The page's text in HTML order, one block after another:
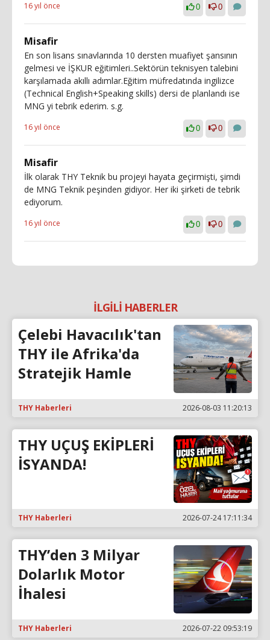
16 yıl önce 0 0
Misafir
En son lisans sınavlarında 10 dersten muafiyet şansının
gelmesi ve İŞKUR eğitimleri..Sektörün teknisyen talebini
karşılamada akıllı adımlar.Eğitim müfredatında ingilizce
(Technical English+Speaking skills) dersi de planlandı ise
MNG yi tebrik ederim. s.g.
16 yıl önce 0 0
Misafir
İlk olarak THY Teknik bu projeyi hayata geçirmişti, şimdi
de MNG Teknik peşinden gidiyor. Her iki şirketi de tebrik
ediyorum.
16 yıl önce 0 0
İLGİLİ HABERLER
Çelebi Havacılık'tan
THY ile Afrika'da
Stratejik Hamle
THY Haberleri 2026-08-03 11:20:13
THY UÇUŞ EKİPLERİ
İSYANDA!
THY Haberleri 2026-07-24 17:11:34
THY’den 3 Milyar
Dolarlık Motor
İhalesi
THY Haberleri 2026-07-22 09:53:19